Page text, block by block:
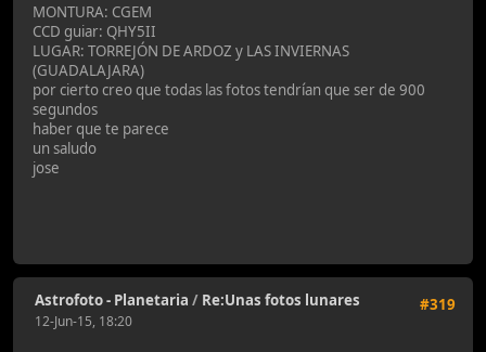
MONTURA: CGEM
CCD guiar: QHY5II
LUGAR: TORREJÓN DE ARDOZ y LAS INVIERNAS
(GUADALAJARA)
por cierto creo que todas las fotos tendrían que ser de 900
segundos
haber que te parece
un saludo
jose
#319
Astrofoto - Planetaria / Re:Unas fotos lunares
12-Jun-15, 18:20